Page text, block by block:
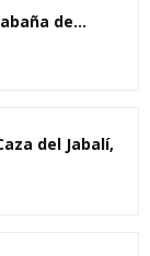
de...
del Jabalí,